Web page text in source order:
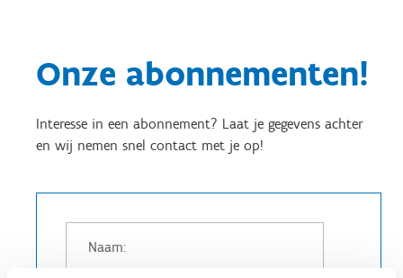
Onze abonnementen!
Interesse in een abonnement? Laat je gegevens achter
en wij nemen snel contact met je op!